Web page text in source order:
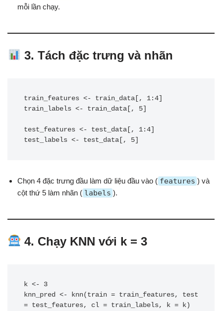
mỗi lần chạy.
3. Tách đặc trưng và nhãn
train_features <- train_data[, 1:4]
train_labels <- train_data[, 5]
test_features <- test_data[, 1:4]
Chọn 4 đặc trưng đầu làm dữ liệu đầu vào ( features ) và
cột thứ 5 làm nhãn ( labels ).
4. Chạy KNN với k = 3
k <- 3
knn_pred <- knn(train = train_features, test